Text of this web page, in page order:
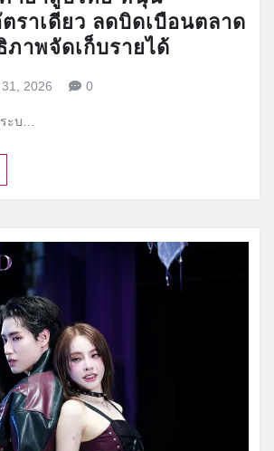
ราเดียว ลดบิดเบือนตลาด
ภาพจัดเก็บรายได้
2026 0
ะบ…